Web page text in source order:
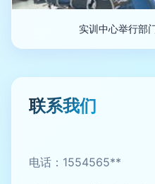
实训中心举行部
联系我们
电话：1554565**